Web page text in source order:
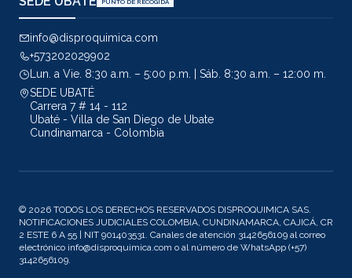
PUNTO DE RECOGIDA
info@disproquimica.com
+573202029902
Lun. a Vie. 8:30 a.m. – 5:00 p.m. | Sáb. 8:30 a.m. – 12:00 m.
SEDE UBATÉ
Carrera 7 # 14 - 112
Ubaté - Villa de San Diego de Ubate
Cundinamarca - Colombia
© 2026 TODOS LOS DERECHOS RESERVADOS DISPROQUIMICA SAS.
NOTIFICACIONES JUDICIALES COLOMBIA, CUNDINAMARCA, CAJICÁ, CR
2 ESTE 6 A 55 | NIT 901403531. Canales de atención 3142656109 al correo
electrónico info@disproquimica.com o al número de WhatsApp (+57)
3142656109.